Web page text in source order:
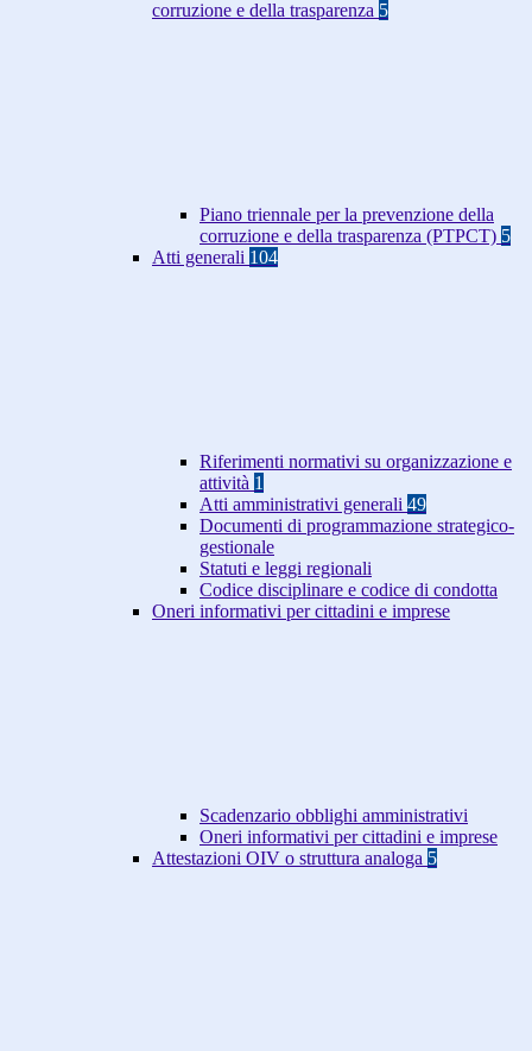
corruzione e della trasparenza 5
Piano triennale per la prevenzione della
corruzione e della trasparenza (PTPCT) 5
Atti generali 104
Riferimenti normativi su organizzazione e
attività 1
Atti amministrativi generali 49
Documenti di programmazione strategico-
gestionale
Statuti e leggi regionali
Codice disciplinare e codice di condotta
Oneri informativi per cittadini e imprese
Scadenzario obblighi amministrativi
Oneri informativi per cittadini e imprese
Attestazioni OIV o struttura analoga 5